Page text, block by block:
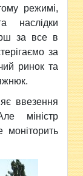
режимі,
наслідки
за все в
за
ринок та
ввезення
міністр